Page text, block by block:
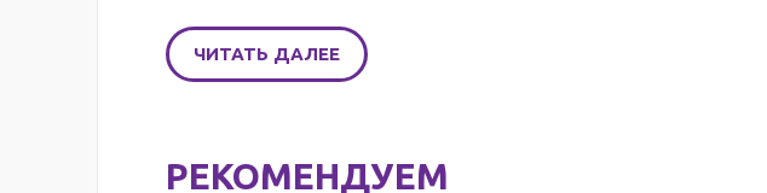
ЧИТАТЬ ДАЛЕЕ
РЕКОМЕНДУЕМ